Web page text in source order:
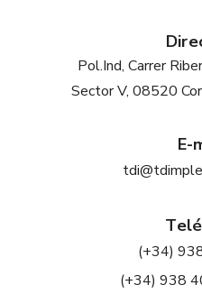
Pol.Ind, Carrer
Sector V, 08520
E-
(+34)
(+34) 938